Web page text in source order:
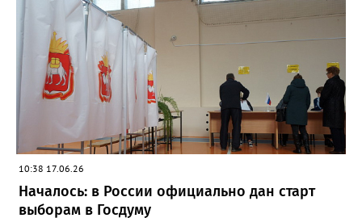
документы на регистрацию в качестве кандидатов в депутаты
Госдумы. Голосование будет трёхдневным – оно продлится с 18
по 20 сентября. Дистанционное электронное голосование на
выборах в Госдуму будет доступно жителям трёх регионов
Уральского федерального округа. Это Курганская,
Свердловская и Челябинская области.
10:38 17.06.26
Началось: в России официально дан старт
выборам в Госдуму